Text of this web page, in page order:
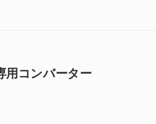
用コンバーター